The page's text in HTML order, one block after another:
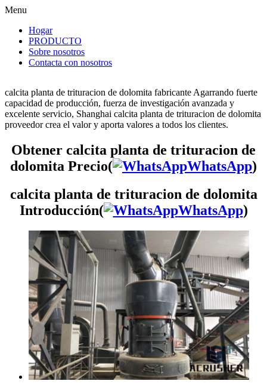
Menu
Hogar
PRODUCTO
Sobre nosotros
Contacta con nosotros
calcita planta de trituracion de dolomita fabricante Agarrando fuerte
capacidad de producción, fuerza de investigación avanzada y
excelente servicio, Shanghai calcita planta de trituracion de dolomita
proveedor crea el valor y aporta valores a todos los clientes.
Obtener calcita planta de trituracion de
dolomita Precio(
WhatsApp)
calcita planta de trituracion de dolomita
Introducción(
WhatsApp)